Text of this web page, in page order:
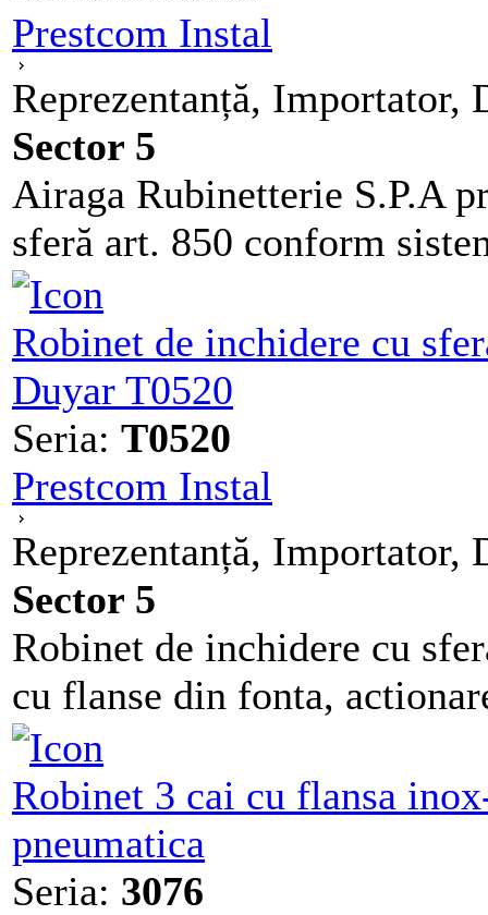
Prestcom Instal
Reprezentanță, Importator,
Sector 5
Airaga Rubinetterie S.P.A
sferă art. 850 conform
Robinet de inchidere cu
Duyar T0520
Seria: T0520
Prestcom Instal
Reprezentanță, Importator,
Sector 5
Robinet de inchidere cu
cu flanse din fonta,
Robinet 3 cai cu flansa
pneumatica
Seria: 3076